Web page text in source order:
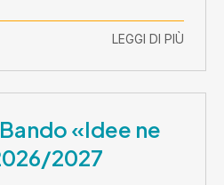
LEGGI DI PIÙ
«Idee ne
2027